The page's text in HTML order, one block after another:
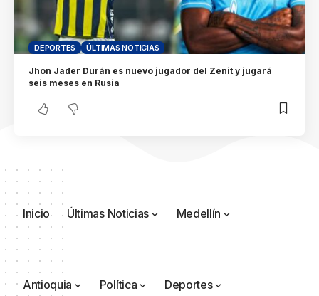
DEPORTES ÚLTIMAS NOTICIAS
Jhon Jader Durán es nuevo jugador del Zenit y jugará
seis meses en Rusia
Inicio Últimas Noticias Medellín
Antioquia Política Deportes